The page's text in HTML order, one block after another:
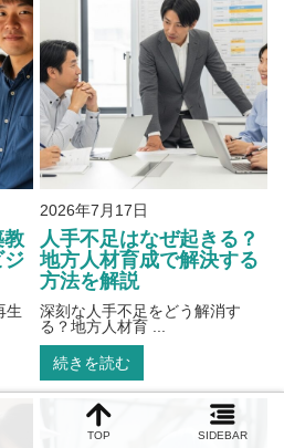
教
ジ
生
2026年7月17日
人手不足はなぜ起きる？
地方人材育成で解決する
方法を解説
深刻な人手不足をどう解消す
る？地方人材育 ...
続きを読む
TOP SIDEBAR